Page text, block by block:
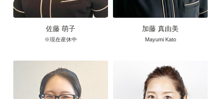
佐藤 萌子
※現在産休中
加藤 真由美
Mayumi Kato